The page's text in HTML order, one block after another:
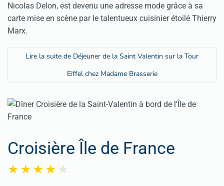
Nicolas Delon, est devenu une adresse mode grâce à sa
carte mise en scène par le talentueux cuisinier étoilé Thierry
Marx.
Lire la suite de Déjeuner de la Saint Valentin sur la Tour
Eiffel chez Madame Brasserie
Croisière Île de France